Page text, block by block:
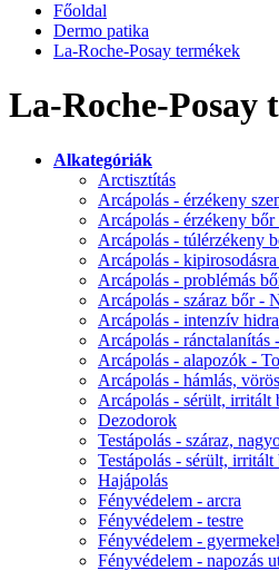
Főoldal
Dermo patika
La-Roche-Posay termékek
La-Roche-Posay
Alkategóriák
Arctisztítás
Arcápolás - érzékeny
Arcápolás - érzékeny
Arcápolás - túlérzékeny
Arcápolás -
Arcápolás - problémás
Arcápolás - száraz bőr -
Arcápolás - intenzív
Arcápolás - ránctalanítás
Arcápolás - alapozók -
Arcápolás - hámlás,
Arcápolás - sérült, irritált
Dezodorok
Testápolás - száraz,
Testápolás - sérült,
Hajápolás
Fényvédelem - arcra
Fényvédelem - testre
Fényvédelem -
Fényvédelem - napozás